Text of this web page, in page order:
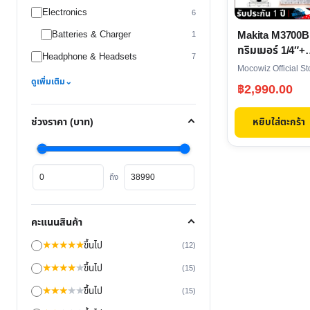
Electronics 6
Batteries & Charger 1
Headphone & Headsets 7
ดูเพิ่มเติม⌄
ช่วงราคา (บาท)
ราคา
ต่ำ
สุด
ถึง
ราคา
สูงสุด
คะแนนสินค้า
★★★★★ขึ้นไป (12)
★★★★★ขึ้นไป (15)
★★★★★ขึ้นไป (15)
Makita M3700B
ทริมเมอร์ 1/4″+
ชุดดอกทริมเมอร์
12 ดอก
Mocowiz Official
฿2,990.00
หยิบใส่ตะกร้า